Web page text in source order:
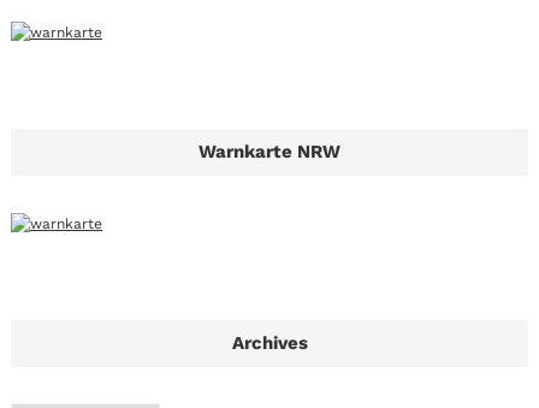
Warnkarte NRW
Archives